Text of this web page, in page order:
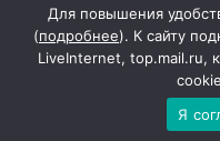
Для повышения
(подробнее). К сайту
LiveInternet, top.mail.ru,
Я